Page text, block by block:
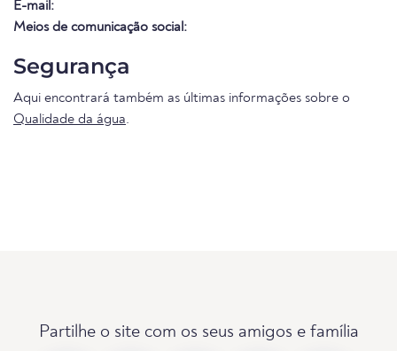
E-mail:
Meios de comunicação social:
Segurança
Aqui encontrará também as últimas informações sobre o
Qualidade da água.
Partilhe o site com os seus amigos e família